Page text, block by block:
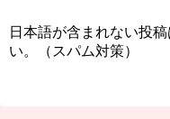
日本語が含まれない投
い。（スパム対策）